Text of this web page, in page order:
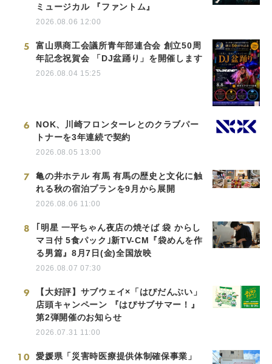
ミュージカル 『ファントム』
2026.08.06 12:00
5
富山県商工会議所青年部連合会 創立50周
年記念祝賀会 「DJ盆踊り」を開催します
2026.08.04 15:25
6
NOK、川崎フロンターレとのクラブパー
トナーを3年連続で契約
2026.08.05 13:00
7
亀の井ホテル 有馬 有馬の歴史と文化に触
れる秋の宿泊プランを9月から展開
2026.08.06 11:00
8
｢明星 一平ちゃん夜店の焼そば 袋 からし
マヨ付 5食パック｣新TV-CM『袋めんを作
る男篇』8月7日(金)全国放映
2026.08.07 07:30
9
【大好評】サブウェイ×「はぴだんぶい」
店頭キャンペーン 『はぴサブサマー！』
第2弾開催のお知らせ
2026.07.31 11:00
10
愛媛県「災害時医療提供体制確保事業」